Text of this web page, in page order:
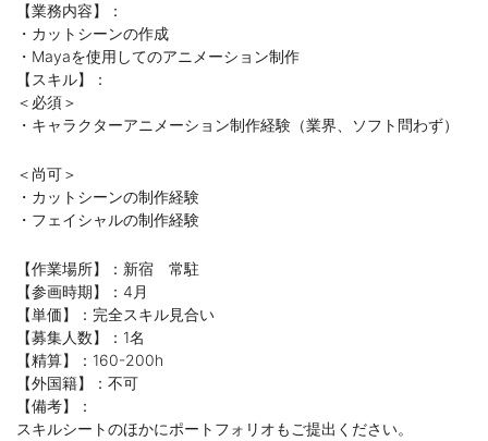
【業務内容】：
・カットシーンの作成
・Mayaを使用してのアニメーション制作
【スキル】：
＜必須＞
・キャラクターアニメーション制作経験（業界、ソフト問わず）
＜尚可＞
・カットシーンの制作経験
・フェイシャルの制作経験
【作業場所】：新宿 常駐
【参画時期】：4月
【単価】：完全スキル見合い
【募集人数】：1名
【精算】：160-200h
【外国籍】：不可
【備考】：
スキルシートのほかにポートフォリオもご提出ください。